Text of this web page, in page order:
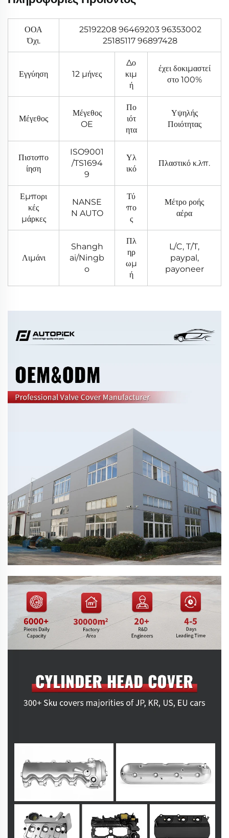
ΟΟΑ
Όχι.
25192208 96469203 96353002
25185117 96897428
Εγγύηση 12 μήνες
Δο
κιμ
ή
έχει δοκιμαστεί
στο 100%
Μέγεθος
Μέγεθος
OE
Πο
ιότ
ητα
Υψηλής
Ποιότητας
Πιστοπο
ίηση
ISO9001
/TS1694
9
Υλ
ικό
Πλαστικό κ.λπ.
Εμπορι
κές
μάρκες
NANSE
N AUTO
Τύ
πο
ς
Μέτρο ροής
αέρα
Λιμάνι
Shangh
ai/Ningb
o
Πλ
ηρ
ωμ
ή
L/C, T/T,
paypal,
payoneer